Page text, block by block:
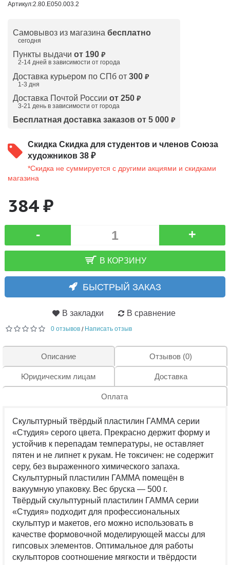
Артикул:2.80.Е050.003.2
Самовывоз из магазина бесплатно
сегодня
Пункты выдачи от 190 ₽
2-14 дней в зависимости от города
Доставка курьером по СПб от 300 ₽
1-3 дня
Доставка Почтой России от 250 ₽
3-21 день в зависимости от города
Бесплатная доставка заказов от 5 000 ₽
Скидка Скидка для студентов и членов Союза
художников 38 ₽
*Скидка не суммируется с другими акциями и скидками
магазина
384 ₽
- +
В КОРЗИНУ
БЫСТРЫЙ ЗАКАЗ
В закладки В сравнение
0 отзывов / Написать отзыв
Описание Отзывов (0)
Юридическим лицам Доставка
Оплата
Скульптурный твёрдый пластилин ГАММА серии
«Студия» серого цвета. Прекрасно держит форму и
устойчив к перепадам температуры, не оставляет
пятен и не липнет к рукам. Не токсичен: не содержит
серу, без выраженного химического запаха.
Скульптурный пластилин ГАММА помещён в
вакуумную упаковку. Вес бруска — 500 г.
Твёрдый скульптурный пластилин ГАММА серии
«Студия» подходит для профессиональных
скульптур и макетов, его можно использовать в
качестве формовочной моделирующей массы для
гипсовых элементов. Оптимальное для работы
скульпторов соотношение мягкости и твёрдости